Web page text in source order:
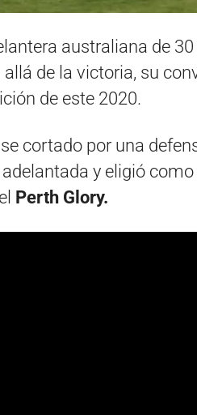
australiana de
de la victoria, su
de este 2020.
cortado por una
y eligió
Perth Glory.